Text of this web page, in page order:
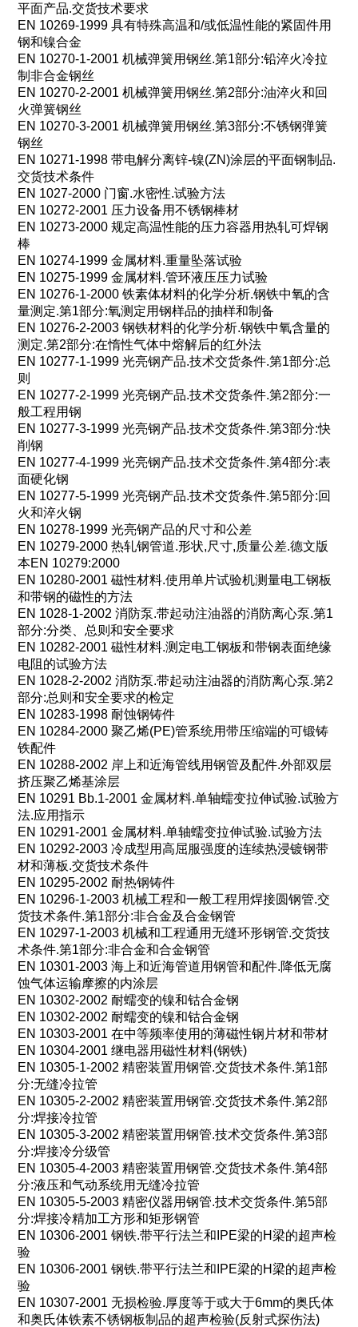
平面产品.交货技术要求
EN 10269-1999具有特殊高温和/或低温性能的紧固件用
钢和镍合金
EN 10270-1-2001机械弹簧用钢丝.第1部分:铅淬火冷拉
制非合金钢丝
EN 10270-2-2001机械弹簧用钢丝.第2部分:油淬火和回
火弹簧钢丝
EN 10270-3-2001机械弹簧用钢丝.第3部分:不锈钢弹簧
钢丝
EN 10271-1998带电解分离锌-镍(ZN)涂层的平面钢制品.
交货技术条件
EN 1027-2000 门窗.水密性.试验方法
EN 10272-2001 压力设备用不锈钢棒材
EN 10273-2000规定高温性能的压力容器用热轧可焊钢
棒
EN 10274-1999金属材料.重量坠落试验
EN 10275-1999金属材料.管环液压压力试验
EN 10276-1-2000铁素体材料的化学分析.钢铁中氧的含
量测定.第1部分:氧测定用钢样品的抽样和制备
EN 10276-2-2003钢铁材料的化学分析.钢铁中氧含量的
测定.第2部分:在惰性气体中熔解后的红外法
EN 10277-1-1999光亮钢产品.技术交货条件.第1部分:总
则
EN 10277-2-1999光亮钢产品.技术交货条件.第2部分:一
般工程用钢
EN 10277-3-1999光亮钢产品.技术交货条件.第3部分:快
削钢
EN 10277-4-1999光亮钢产品.技术交货条件.第4部分:表
面硬化钢
EN 10277-5-1999光亮钢产品.技术交货条件.第5部分:回
火和淬火钢
EN 10278-1999光亮钢产品的尺寸和公差
EN 10279-2000热轧钢管道.形状,尺寸,质量公差.德文版
本EN 10279:2000
EN 10280-2001磁性材料.使用单片试验机测量电工钢板
和带钢的磁性的方法
EN 1028-1-2002消防泵.带起动注油器的消防离心泵.第1
部分:分类、总则和安全要求
EN 10282-2001磁性材料.测定电工钢板和带钢表面绝缘
电阻的试验方法
EN 1028-2-2002消防泵.带起动注油器的消防离心泵.第2
部分:总则和安全要求的检定
EN 10283-1998耐蚀钢铸件
EN 10284-2000聚乙烯(PE)管系统用带压缩端的可锻铸
铁配件
EN 10288-2002 岸上和近海管线用钢管及配件.外部双层
挤压聚乙烯基涂层
EN 10291 Bb.1-2001金属材料.单轴蠕变拉伸试验.试验方
法.应用指示
EN 10291-2001金属材料.单轴蠕变拉伸试验.试验方法
EN 10292-2003冷成型用高屈服强度的连续热浸镀钢带
材和薄板.交货技术条件
EN 10295-2002耐热钢铸件
EN 10296-1-2003机械工程和一般工程用焊接圆钢管.交
货技术条件.第1部分:非合金及合金钢管
EN 10297-1-2003机械和工程通用无缝环形钢管.交货技
术条件.第1部分:非合金和合金钢管
EN 10301-2003海上和近海管道用钢管和配件.降低无腐
蚀气体运输摩擦的内涂层
EN 10302-2002耐蠕变的镍和钴合金钢
EN 10302-2002耐蠕变的镍和钴合金钢
EN 10303-2001在中等频率使用的薄磁性钢片材和带材
EN 10304-2001继电器用磁性材料(钢铁)
EN 10305-1-2002精密装置用钢管.交货技术条件.第1部
分:无缝冷拉管
EN 10305-2-2002精密装置用钢管.交货技术条件.第2部
分:焊接冷拉管
EN 10305-3-2002精密装置用钢管.技术交货条件.第3部
分:焊接冷分级管
EN 10305-4-2003精密装置用钢管.交货技术条件.第4部
分:液压和气动系统用无缝冷拉管
EN 10305-5-2003精密仪器用钢管.技术交货条件.第5部
分:焊接冷精加工方形和矩形钢管
EN 10306-2001钢铁.带平行法兰和 IPE梁的H梁的超声检
验
EN 10306-2001钢铁.带平行法兰和 IPE梁的H梁的超声检
验
EN 10307-2001无损检验.厚度等于或大于6mm的奥氏体
和奥氏体铁素不锈钢板制品的超声检验(反射式探伤法)